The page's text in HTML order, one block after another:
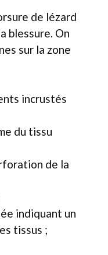
de lézard
blessure. On
sur la zone
incrustés
du tissu
de la
indiquant un
tissus ;